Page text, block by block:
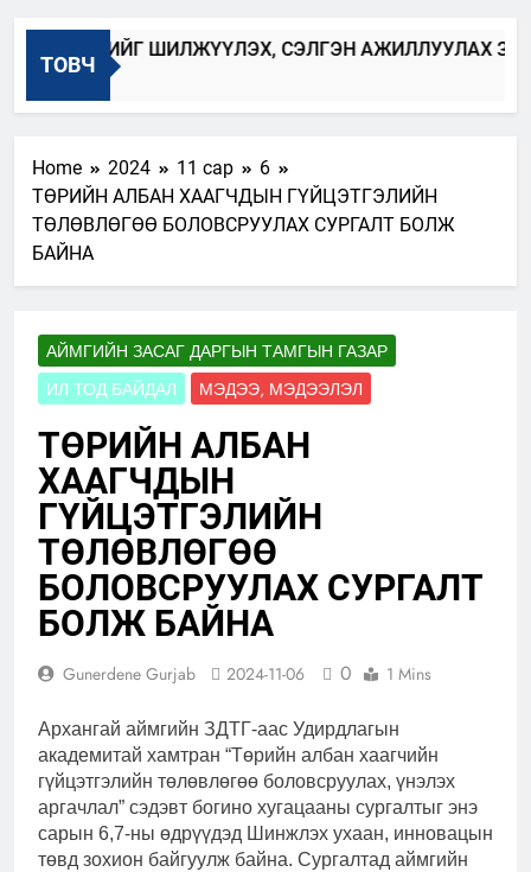
ТОВЧ
ШИЛЖҮҮЛЭХ, СЭЛГЭН АЖИЛЛУУЛАХ ЗАР
Home 2024 11 сар
6
ТӨРИЙН АЛБАН ХААГЧДЫН ГҮЙЦЭТГЭЛИЙН
ТӨЛӨВЛӨГӨӨ БОЛОВСРУУЛАХ СУРГАЛТ БОЛЖ
БАЙНА
АЙМГИЙН ЗАСАГ ДАРГЫН ТАМГЫН ГАЗАР
ИЛ ТОД БАЙДАЛ
МЭДЭЭ, МЭДЭЭЛЭЛ
ТӨРИЙН АЛБАН
ХААГЧДЫН
ГҮЙЦЭТГЭЛИЙН
ТӨЛӨВЛӨГӨӨ
БОЛОВСРУУЛАХ СУРГАЛТ
БОЛЖ БАЙНА
Gunerdene Gurjab 2024-11-06 0 1 Mins
Архангай аймгийн ЗДТГ-аас Удирдлагын
академитай хамтран “Төрийн албан хаагчийн
гүйцэтгэлийн төлөвлөгөө боловсруулах, үнэлэх
аргачлал” сэдэвт богино хугацааны сургалтыг энэ
сарын 6,7-ны өдрүүдэд Шинжлэх ухаан, инновацын
төвд зохион байгуулж байна. Сургалтад аймгийн